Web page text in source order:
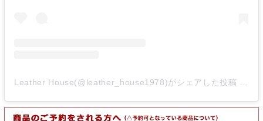
Leather House(@leather_house1978)がシェアした投稿